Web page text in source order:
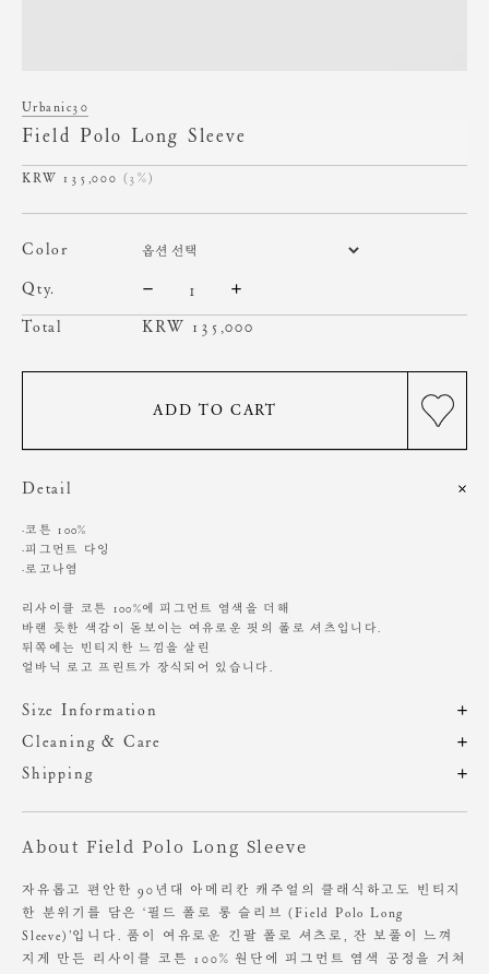
Urbanic30
Field Polo Long Sleeve
135,000 (3%)
color
qty.
Total
KRW 135,000
ADD TO CART
Detail
·코튼 100%
·피그먼트 다잉
·로고나염
리사이클 코튼 100%에 피그먼트 염색을 더해
바랜 듯한 색감이 돋보이는 여유로운 핏의 폴로 셔츠입니다.
뒤쪽에는 빈티지한 느낌을 살린
얼바닉 로고 프린트가 장식되어 있습니다.
Size Information
제품의 일정 수량을 측정한 평균치수로 재는 방법과 위치에 따라 1~3cm
편차가 있을 수 있습니다. (치수단위 : cm)
OS 63.5 48 60
Height 165cm / Waist 24" Slim 55 size.
Cleaning & Care
피그먼트 다잉 제품 특성상 착용 및 세탁 시
이염 또는 물빠짐이 발생할 수 있습니다.
세탁 시 단독 세탁을 권장드리며,
기계 세탁시 변형, 이염,변색, 탈색 가능성이 있음
원단에 직접 다림질 시 변형 가능성 있음. 스팀다림질 권장
장시간 수분에 노출시 변형 가능성 있음
Shipping
About Field Polo Long Sleeve
자유롭고 편안한 90년대 아메리칸 캐주얼의 클래식하고도 빈티지
한 분위기를 담은 ‘필드 폴로 롱 슬리브 (Field Polo Long
Sleeve)’입니다. 품이 여유로운 긴팔 폴로 셔츠로, 잔 보풀이 느껴
지게 만든 리사이클 코튼 100% 원단에 피그먼트 염색 공정을 거쳐